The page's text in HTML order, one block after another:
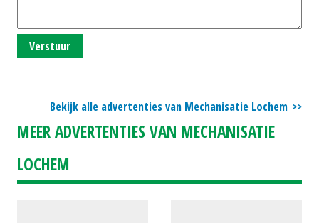
Verstuur
Bekijk alle advertenties van Mechanisatie Lochem
MEER ADVERTENTIES VAN MECHANISATIE
LOCHEM